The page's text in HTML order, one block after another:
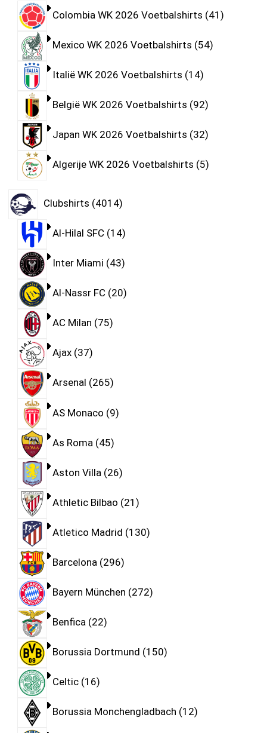
Colombia WK 2026 Voetbalshirts 41
Mexico WK 2026 Voetbalshirts 54
Italië WK 2026 Voetbalshirts 14
België WK 2026 Voetbalshirts 92
Japan WK 2026 Voetbalshirts 32
Algerije WK 2026 Voetbalshirts 5
Clubshirts 4014
Al-Hilal SFC 14
Inter Miami 43
Al-Nassr FC 20
AC Milan 75
Ajax 37
Arsenal 265
AS Monaco 9
As Roma 45
Aston Villa 26
Athletic Bilbao 21
Atletico Madrid 130
Barcelona 296
Bayern München 272
Benfica 22
Borussia Dortmund 150
Celtic 16
Borussia Monchengladbach 12